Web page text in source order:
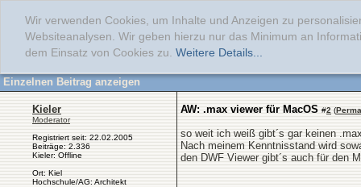
Wir verwenden Cookies, um Inhalte und Anzeigen zu
Websiteanalysen. Wir geben hierzu nur das Minimum an
dem Einsatz von Cookies zu. Weitere Details...
Einzelnen Beitrag anzeigen
Kieler
Moderator
Registriert seit: 22.02.2005
Beiträge: 2.336
Kieler: Offline
Ort: Kiel
Hochschule/AG: Architekt
AW: .max viewer für MacOS #2 (
so weit ich weiß gibt´s gar keinen
Nach meinem Kenntnisstand wird
den DWF Viewer gibt´s auch für den